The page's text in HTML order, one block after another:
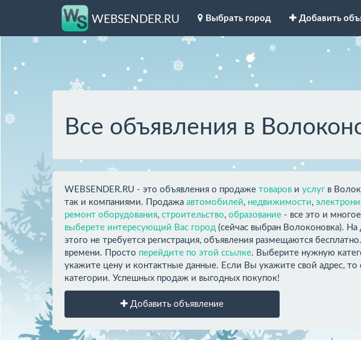
WEBSENDER.RU Выбрать город Добавить
Все объявления в
WEBSENDER.RU - это объявления о продаже товаров и услуг в
так и компаниями. Продажа автомобилей, недвижимости,
ремонт оборудования, строительство, образование - все это и
выберете интересующий Вас город (сейчас выбран Волоконовка).
этого не требуется регистрация, объявления размещаются
времени. Просто перейдите по этой ссылке. Выберите нужную
укажите цену и контактные данные. Если Вы укажите свой адрес,
категории. Успешных продаж и выгодных покупок!
Добавить объявление